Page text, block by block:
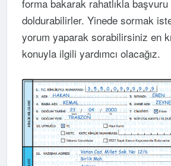
forma bakarak rahatlıkla
doldurabilirler. Yinede sormak
yorum yaparak sorabilirsiniz en
konuyla ilgili yardımcı olacağız.